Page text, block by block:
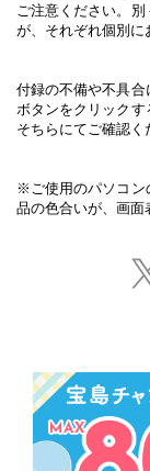
ご注意ください。
が、それぞれ個別に
付録の不備や不具合
ボタンをクリックす
そちらにてご確認く
※ご使用のパソコン
品の色合いが、画面